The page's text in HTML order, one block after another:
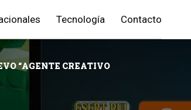
Tecnología Contacto
“AGENTE CREATIVO